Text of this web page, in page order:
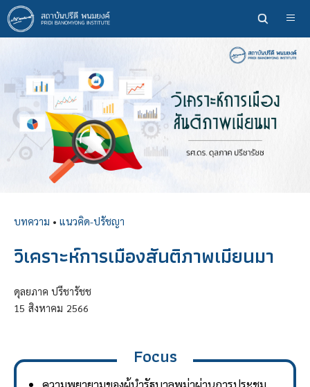
ข้าม
ไป
ยัง
บทความ • แนวคิด-ปรัชญา
วิเคราะห์การเมืองสันติภาพเมียนมา
ดุลยภาค ปรีชารัชช
15 สิงหาคม 2566
Focus